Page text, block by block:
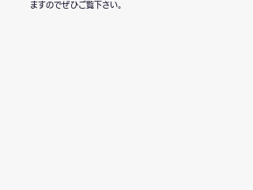
ますのでぜひご覧下さい。